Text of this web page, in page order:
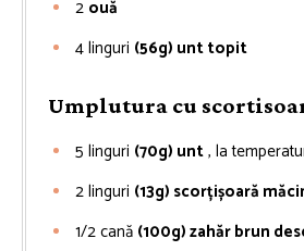
2 ouă
4linguri (56g) unt topit
Umplutura cu
5 linguri (70g) unt, la
2linguri (13g) scorțișoară
1/2cană (100g) zahăr brun